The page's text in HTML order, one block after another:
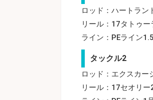
ロッド：ハートラ
リール：17タトゥー
ライン：PEライン
タックル2
ロッド：エクスカ
リール：17セオリ